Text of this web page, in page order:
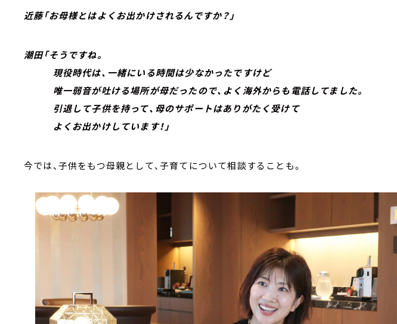
近藤「お母様とはよくお出かけされるんですか？」
潮田「そうですね。
現役時代は、一緒にいる時間は少なかったですけど
唯一弱音が吐ける場所が母だったので、よく海外からも電話してました。
引退して子供を持って、母のサポートはありがたく受けて
よくお出かけしています！」
今では、子供をもつ母親として、子育てについて相談することも。